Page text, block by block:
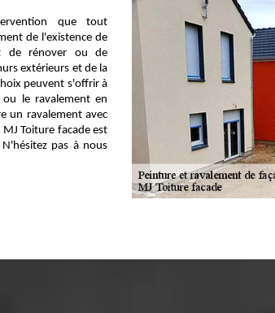
que tout
de l'existence de
de rénover ou de
extérieurs et de la
peuvent s'offrir à
le ravalement en
un ravalement avec
Toiture facade est
pas à nous